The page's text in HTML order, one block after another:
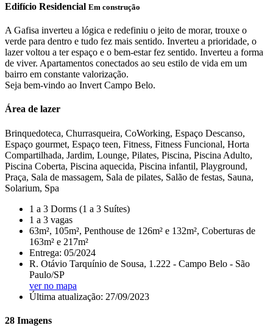
Edifício Residencial Em construção
A Gafisa inverteu a lógica e redefiniu o jeito de morar, trouxe o
verde para dentro e tudo fez mais sentido. Inverteu a prioridade, o
lazer voltou a ter espaço e o bem-estar fez sentido. Inverteu a forma
de viver. Apartamentos conectados ao seu estilo de vida em um
bairro em constante valorização.
Seja bem-vindo ao Invert Campo Belo.
Área de lazer
Brinquedoteca, Churrasqueira, CoWorking, Espaço Descanso,
Espaço gourmet, Espaço teen, Fitness, Fitness Funcional, Horta
Compartilhada, Jardim, Lounge, Pilates, Piscina, Piscina Adulto,
Piscina Coberta, Piscina aquecida, Piscina infantil, Playground,
Praça, Sala de massagem, Sala de pilates, Salão de festas, Sauna,
Solarium, Spa
1 a 3 Dorms (1 a 3 Suítes)
1 a 3 vagas
63m², 105m², Penthouse de 126m² e 132m², Coberturas de
163m² e 217m²
Entrega: 05/2024
R. Otávio Tarquínio de Sousa, 1.222 - Campo Belo - São
Paulo/SP
ver no mapa
Última atualização: 27/09/2023
28 Imagens